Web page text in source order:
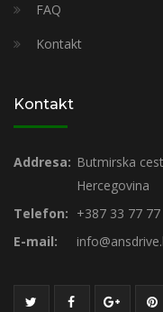
FAQ
Kontakt
Kontakt
Addresa: Butmirska
Hercegovina
Telefon: +387 33 77
E-mail: